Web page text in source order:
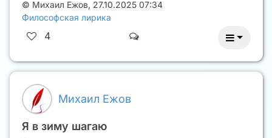
© Михаил Ежов, 27.10.2025 07:34
Философская лирика
4
Михаил Ежов
Я в зиму шагаю